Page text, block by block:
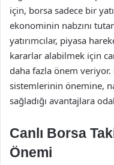
için, borsa sadece bir
ekonominin nabzını
yatırımcılar, piyasa
kararlar alabilmek için
daha fazla önem
sistemlerinin önemine,
sağladığı avantajlara
Canlı Borsa
Önemi